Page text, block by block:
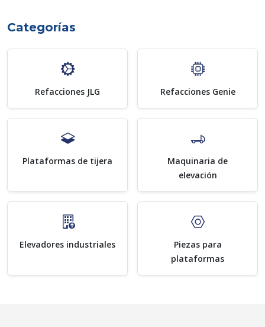
Categorías
Refacciones JLG Refacciones Genie
Plataformas de tijera
Maquinaria de
elevación
Elevadores industriales
Piezas para
plataformas